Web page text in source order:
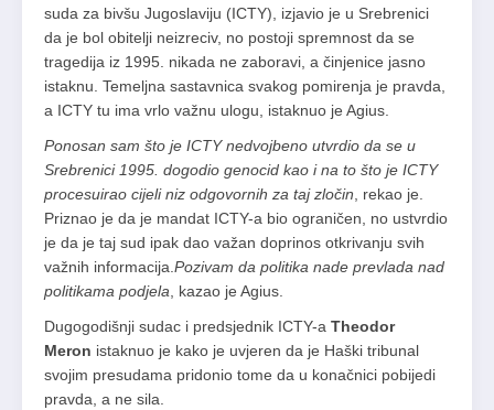
suda za bivšu Jugoslaviju (ICTY), izjavio je u Srebrenici
da je bol obitelji neizreciv, no postoji spremnost da se
tragedija iz 1995. nikada ne zaboravi, a činjenice jasno
istaknu. Temeljna sastavnica svakog pomirenja je pravda,
a ICTY tu ima vrlo važnu ulogu, istaknuo je Agius.
Ponosan sam što je ICTY nedvojbeno utvrdio da se u
Srebrenici 1995. dogodio genocid kao i na to što je ICTY
procesuirao cijeli niz odgovornih za taj zločin , rekao je.
Priznao je da je mandat ICTY-a bio ograničen, no ustvrdio
je da je taj sud ipak dao važan doprinos otkrivanju svih
važnih informacija. Pozivam da politika nade prevlada nad
politikama podjela , kazao je Agius.
Dugogodišnji sudac i predsjednik ICTY-a Theodor
Meron istaknuo je kako je uvjeren da je Haški tribunal
svojim presudama pridonio tome da u konačnici pobijedi
pravda, a ne sila.